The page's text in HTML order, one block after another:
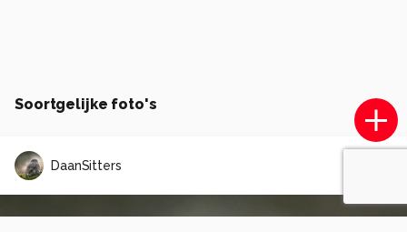
Soortgelijke foto's
DaanSitters